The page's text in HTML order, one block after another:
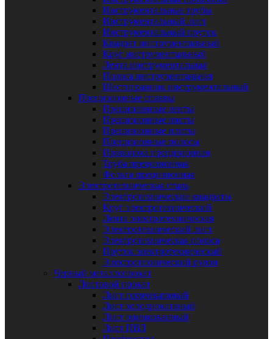
Инструментальные трубы
Инструментальный лист
Инструментальный пруток
Квадрат инструментальный
Круг инструментальный
Лента инструментальная
Полоса инструментальная
Шестигранник инструментальный
Прецизионные сплавы
Прецизионные ленты
Прецизионные листы
Прецизионные плиты
Прецизионные полосы
Проволока прецизионная
Труба прецизионная
Фольга прецизионная
Электротехническая сталь
Электротехнические квадраты
Круг электротехнический
Лента электротехническая
Электротехнический лист
Электротехническая полоса
Пруток электротехнический
Электротехнический рулон
Черный металлопрокат
Листовой прокат
Лист горячекатаный
Лист холоднокатаный
Лист оцинкованный
Лист ПВЛ